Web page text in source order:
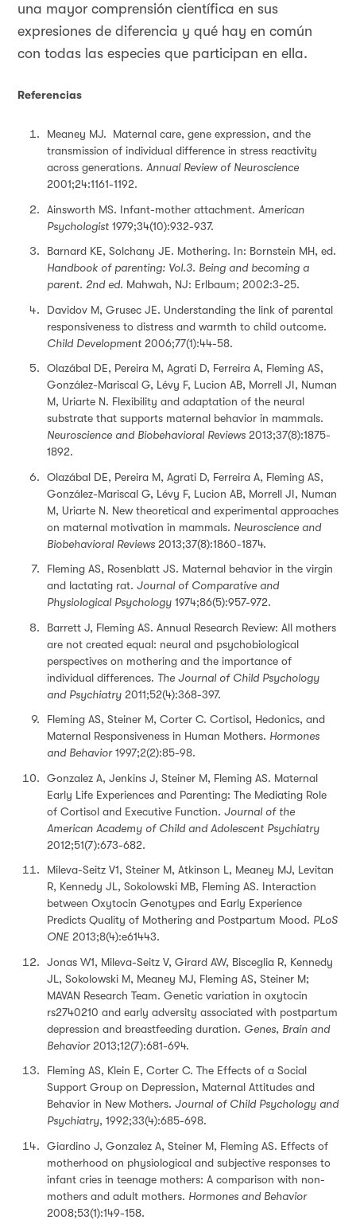
una mayor comprensión científica en sus
expresiones de diferencia y qué hay en común
con todas las especies que participan en ella.
Referencias
Meaney MJ. Maternal care, gene expression, and the
transmission of individual difference in stress reactivity
across generations. Annual Review of Neuroscience
2001;24:1161-1192.
Ainsworth MS. Infant-mother attachment. American
Psychologist 1979;34(10):932-937.
Barnard KE, Solchany JE. Mothering. In: Bornstein MH, ed.
Handbook of parenting: Vol.3. Being and becoming a
parent. 2nd ed. Mahwah, NJ: Erlbaum; 2002:3-25.
Davidov M, Grusec JE. Understanding the link of parental
responsiveness to distress and warmth to child outcome.
Child Development 2006;77(1):44-58.
Olazábal DE, Pereira M, Agrati D, Ferreira A, Fleming AS,
González-Mariscal G, Lévy F, Lucion AB, Morrell JI, Numan
M, Uriarte N. Flexibility and adaptation of the neural
substrate that supports maternal behavior in mammals.
Neuroscience and Biobehavioral Reviews 2013;37(8):1875-
1892.
Olazábal DE, Pereira M, Agrati D, Ferreira A, Fleming AS,
González-Mariscal G, Lévy F, Lucion AB, Morrell JI, Numan
M, Uriarte N. New theoretical and experimental approaches
on maternal motivation in mammals. Neuroscience and
Biobehavioral Reviews 2013;37(8):1860-1874.
Fleming AS, Rosenblatt JS. Maternal behavior in the virgin
and lactating rat. Journal of Comparative and
Physiological Psychology 1974;86(5):957-972.
Barrett J, Fleming AS. Annual Research Review: All mothers
are not created equal: neural and psychobiological
perspectives on mothering and the importance of
individual differences. The Journal of Child Psychology
and Psychiatry 2011;52(4):368-397.
Fleming AS, Steiner M, Corter C. Cortisol, Hedonics, and
Maternal Responsiveness in Human Mothers. Hormones
and Behavior1997;2(2):85-98.
Gonzalez A, Jenkins J, Steiner M, Fleming AS. Maternal
Early Life Experiences and Parenting: The Mediating Role
of Cortisol and Executive Function. Journal of the
American Academy of Child and Adolescent Psychiatry
2012;51(7):673-682.
Mileva-Seitz V1, Steiner M, Atkinson L, Meaney MJ, Levitan
R, Kennedy JL, Sokolowski MB, Fleming AS. Interaction
between Oxytocin Genotypes and Early Experience
Predicts Quality of Mothering and Postpartum Mood. PLoS
ONE 2013;8(4):e61443.
Jonas W1, Mileva-Seitz V, Girard AW, Bisceglia R, Kennedy
JL, Sokolowski M, Meaney MJ, Fleming AS, Steiner M;
MAVAN Research Team. Genetic variation in oxytocin
rs2740210 and early adversity associated with postpartum
depression and breastfeeding duration. Genes, Brain and
Behavior2013;12(7):681-694.
Fleming AS, Klein E, Corter C. The Effects of a Social
Support Group on Depression, Maternal Attitudes and
Behavior in New Mothers. Journal of Child Psychology and
Psychiatry, 1992;33(4):685-698.
Giardino J, Gonzalez A, Steiner M, Fleming AS. Effects of
motherhood on physiological and subjective responses to
infant cries in teenage mothers: A comparison with non-
mothers and adult mothers. Hormones and Behavior
2008;53(1):149-158.